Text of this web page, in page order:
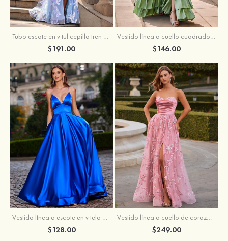
Tubo escote en v tul cepillo tren vestido de graduación
$191.00
Vestido línea a cuello cuadrado tafetán hasta el suelo vestido de graduación con volantes
$146.00
Vestido línea a escote en v tela charmeuse hasta el suelo vestido de graduación
$128.00
Vestido línea a cuello de corazón tul cola de barrido vestido de graduación
$249.00